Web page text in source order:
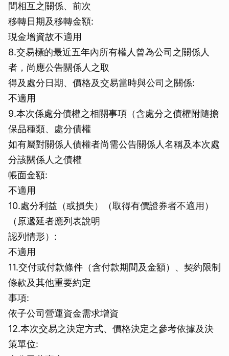
間相互之關係、前次
移轉日期及移轉金額:
現金增資故不適用
8.交易標的最近五年內所有權人曾為公司之關係人
者，尚應公告關係人之取
得及處分日期、價格及交易當時與公司之關係:
不適用
9.本次係處分債權之相關事項（含處分之債權附隨擔
保品種類、處分債權
如有屬對關係人債權者尚需公告關係人名稱及本次處
分該關係人之債權
帳面金額:
不適用
10.處分利益（或損失）（取得有價證券者不適用）
（原遞延者應列表說明
認列情形）:
不適用
11.交付或付款條件（含付款期間及金額）、契約限制
條款及其他重要約定
事項:
依子公司營運資金需求增資
12.本次交易之決定方式、價格決定之參考依據及決
策單位: